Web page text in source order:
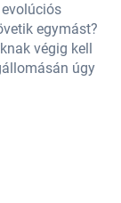
egymást?
végig kell
úgy